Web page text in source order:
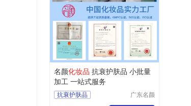
名颜化妆品 抗衰护肤品 小批量
加工 一站式服务
抗衰护肤品
广东名颜